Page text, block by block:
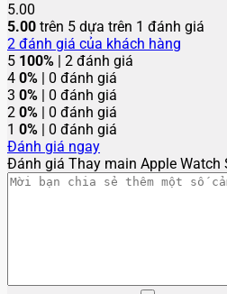
5.00
5.00 trên 5 dựa trên 1 đánh giá
2 đánh giá của khách hàng
5 100% | 2 đánh giá
4 0% | 0 đánh giá
3 0% | 0 đánh giá
2 0% | 0 đánh giá
1 0% | 0 đánh giá
Đánh giá ngay
Đánh giá Thay main Apple Watch